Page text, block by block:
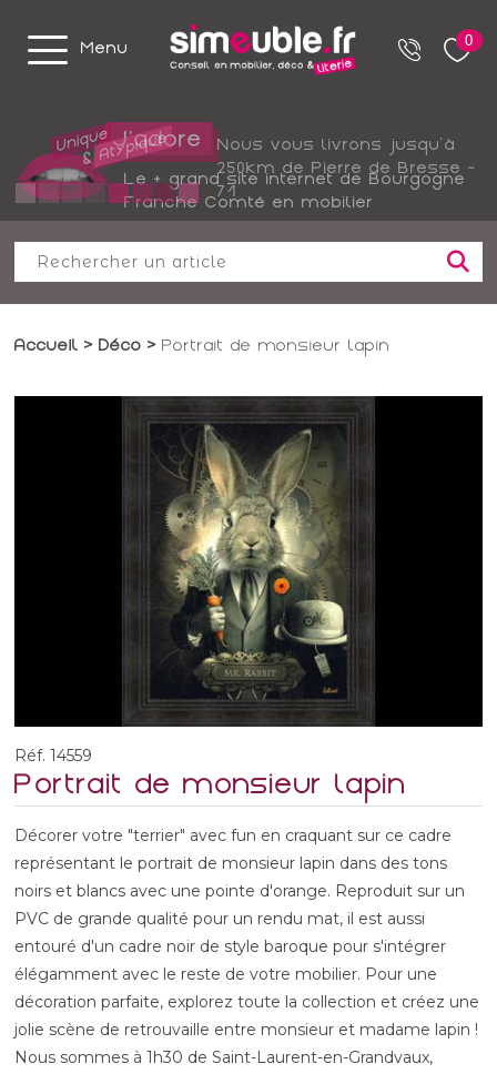
Menu 0
Le + grand site internet de Bourgogne
Franche Comté en mobilier
Nous vous livrons jusqu'à
250km de Pierre de Bresse -
71
Accueil Déco Portrait de monsieur lapin
Réf. 14559
Portrait de monsieur lapin
Décorer votre "terrier" avec fun en craquant sur ce cadre
représentant le portrait de monsieur lapin dans des tons
noirs et blancs avec une pointe d'orange. Reproduit sur un
PVC de grande qualité pour un rendu mat, il est aussi
entouré d'un cadre noir de style baroque pour s'intégrer
élégamment avec le reste de votre mobilier. Pour une
décoration parfaite, explorez toute la collection et créez une
jolie scène de retrouvaille entre monsieur et madame lapin !
Nous sommes à 1h30 de Saint-Laurent-en-Grandvaux,